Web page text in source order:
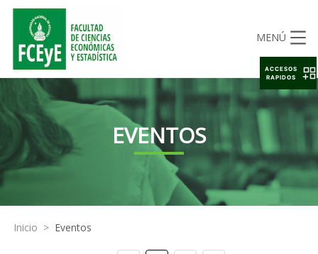
MENÚ
EVENTOS
Inicio > Eventos
ACCESOS
RAPIDOS